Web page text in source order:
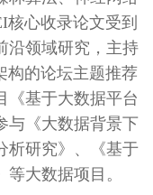
心收录论文受到
沿领域研究，主持
构的论坛主题推荐
《基于大数据平台
与《大数据背景下
析研究》、《基于
大数据项目。